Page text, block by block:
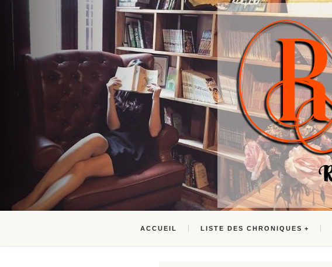
ACCUEIL LISTE DES CHRONIQUES